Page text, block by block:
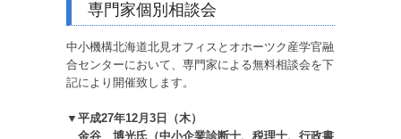
専門家個別相談会
中小機構北海道北見オフィスとオホーツク産学官融
合センターにおいて、専門家による無料相談会を下
記により開催致します。
▼平成27年12月3日（木）
金谷 博光氏（中小企業診断士、税理士、行政書